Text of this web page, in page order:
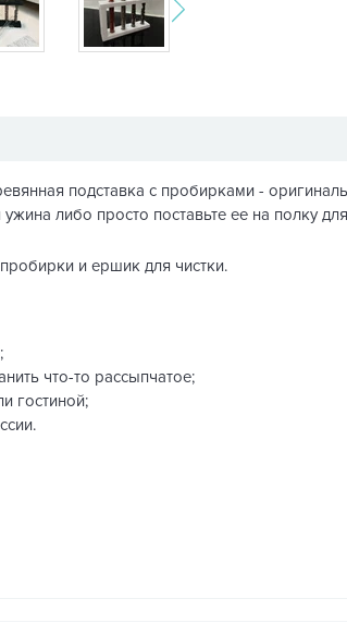
подставка с пробирками -
либо просто поставьте ее на полку
и ершик для чистки.
что-то рассыпчатое;
гостиной;